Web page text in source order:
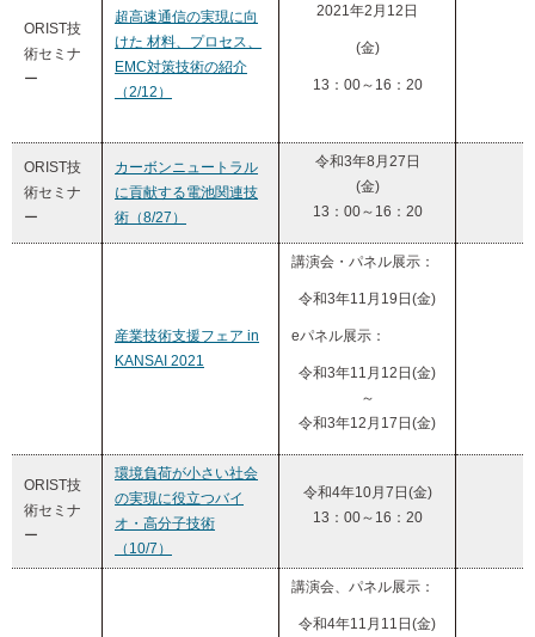
ORIST技
術セミナ
ー
超高速通信の実現に向
けた 材料、プロセス、
EMC対策技術の紹介
（2/12）
2021年2月12日
(金)
13：00～16：20
ORIST技
術セミナ
ー
カーボンニュートラル
に貢献する電池関連技
術（8/27）
令和3年8月27日
(金)
13：00～16：20
産業技術支援フェア in
KANSAI 2021
講演会・パネル展示：
令和3年11月19日(金)
eパネル展示：
令和3年11月12日(金)
～
令和3年12月17日(金)
ORIST技
術セミナ
ー
環境負荷が小さい社会
の実現に役立つバイ
オ・高分子技術
（10/7）
令和4年10月7日(金)
13：00～16：20
講演会、パネル展示：
令和4年11月11日(金)